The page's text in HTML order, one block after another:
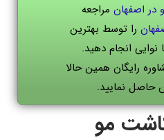
در اصفهان مراجعه
را توسط بهترین
انجام دهید.
رایگان همین حالا
مو